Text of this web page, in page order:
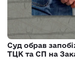
Суд обрав
ТЦК та СП на